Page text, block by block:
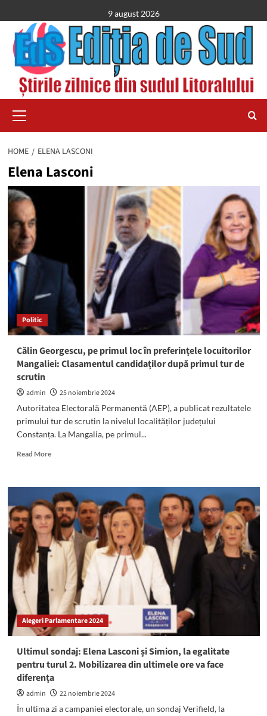
to
content
9 august 2026
Menu
HOME ELENA LASCONI
Elena Lasconi
Politic
Călin Georgescu, pe primul loc în preferințele locuitorilor
Mangaliei: Clasamentul candidaților după primul tur de
scrutin
admin
25 noiembrie 2024
Autoritatea Electorală Permanentă (AEP), a publicat rezultatele
primului tur de scrutin la nivelul localităților județului
Constanța. La Mangalia, pe primul...
Read MoreRead
Călin
Georgescu,
pe
primul
loc
în
preferințele
locuitorilor
Mangaliei:
Clasamentul
candidaților
după
primul
tur
scrutin
Alegeri Parlamentare 2024
Ultimul sondaj: Elena Lasconi și Simion, la egalitate
pentru turul 2. Mobilizarea din ultimele ore va face
diferența
admin
22 noiembrie 2024
În ultima zi a campaniei electorale, un sondaj Verifield, la